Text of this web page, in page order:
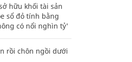
hữu khối tài sản
sổ đỏ tính bằng
có nổi nghìn tỷ'
rồi chôn ngồi dưới